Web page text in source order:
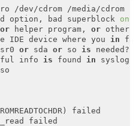
/dev/cdrom /media/cdrom
option, bad superblock on
or helper program, or other
IDE device where you in
sr0
or sda or so is needed?)
info
is found in syslog
so
failed